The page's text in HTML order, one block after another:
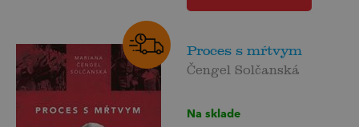
Proces s mŕtvym
Čengel Solčanská
Na sklade